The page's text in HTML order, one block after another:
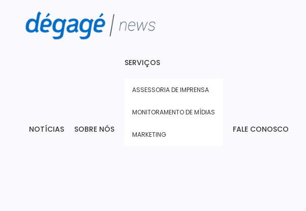
NOTÍCIAS SOBRE NÓS
SERVIÇOS
ASSESSORIA DE IMPRENSA
MONITORAMENTO DE MÍDIAS
MARKETING
FALE CONOSCO